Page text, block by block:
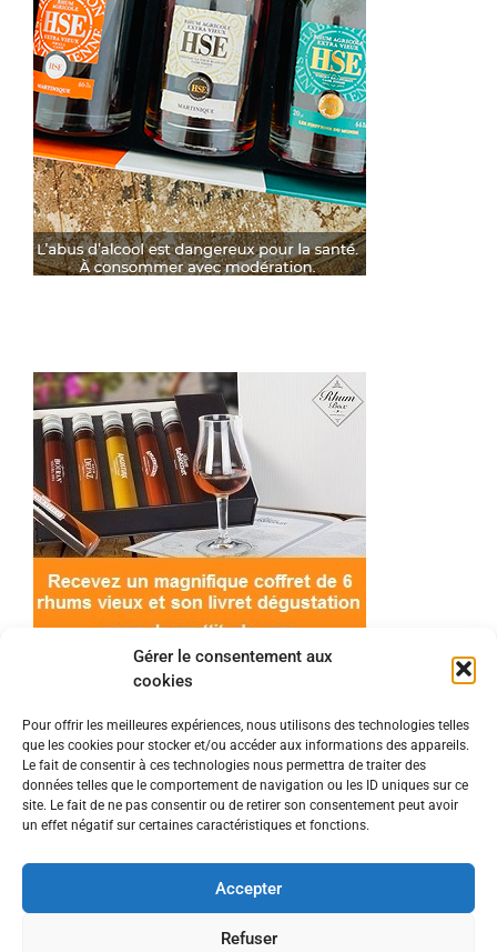
Gérer le consentement aux
cookies
Pour offrir les meilleures expériences, nous utilisons des technologies telles
que les cookies pour stocker et/ou accéder aux informations des appareils.
Le fait de consentir à ces technologies nous permettra de traiter des
données telles que le comportement de navigation ou les ID uniques sur ce
site. Le fait de ne pas consentir ou de retirer son consentement peut avoir
un effet négatif sur certaines caractéristiques et fonctions.
Accepter
Refuser
© 2022 Meilleur-rhum.net - Tous droits réservés
Mentions légales-Politique de cookies
consommer avec modération.
En tant que Partenaire Amazon, je réalise un